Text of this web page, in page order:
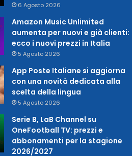
6 Agosto 2026
Amazon Music Unlimited
aumenta per nuovi e già clienti:
ecco i nuovi prezzi in Italia
5 Agosto 2026
App Poste Italiane si aggiorna
con una novità dedicata alla
scelta della lingua
5 Agosto 2026
Serie B, LaB Channel su
OneFootball TV: prezzi e
abbonamenti per la stagione
2026/2027